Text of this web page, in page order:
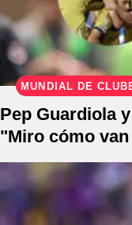
MUNDIAL DE
Pep Guardiola
"Miro cómo